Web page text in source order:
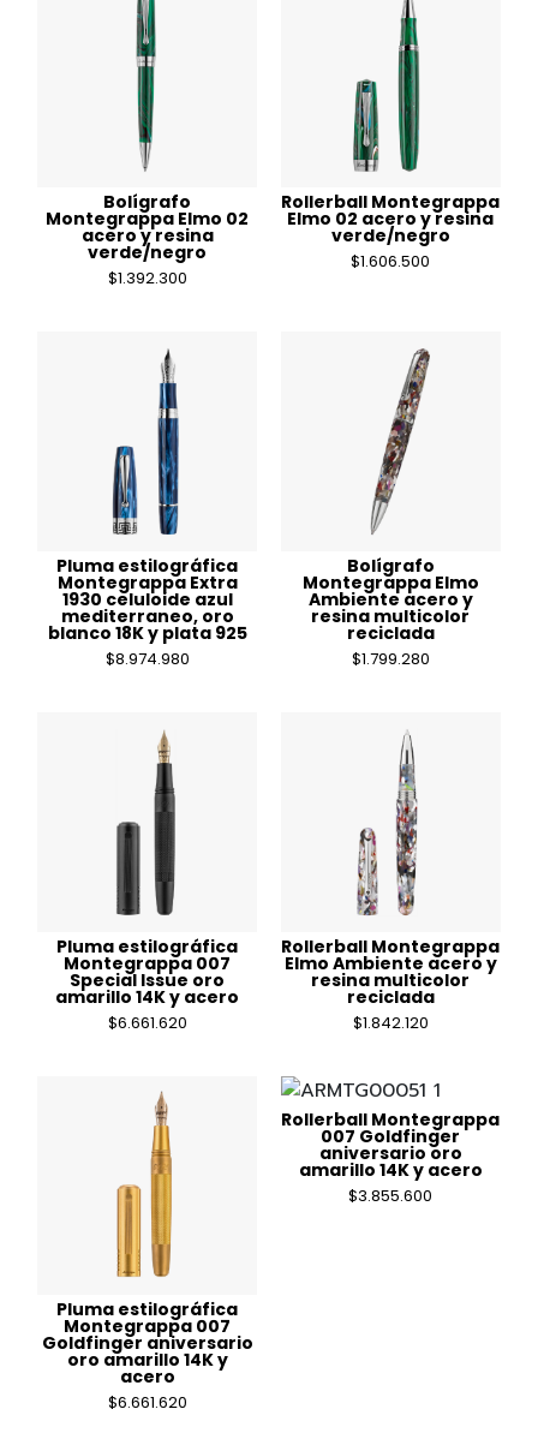
Bolígrafo
Montegrappa Elmo 02
acero y resina
verde/negro
$1.392.300
Rollerball Montegrappa
Elmo 02 acero y resina
verde/negro
$1.606.500
Pluma estilográfica
Montegrappa Extra
1930 celuloide azul
mediterraneo, oro
blanco 18K y plata 925
$8.974.980
Bolígrafo
Montegrappa Elmo
Ambiente acero y
resina multicolor
reciclada
$1.799.280
Pluma estilográfica
Montegrappa 007
Special Issue oro
amarillo 14K y acero
$6.661.620
Rollerball Montegrappa
Elmo Ambiente acero y
resina multicolor
reciclada
$1.842.120
Pluma estilográfica
Montegrappa 007
Goldfinger aniversario
oro amarillo 14K y
acero
$6.661.620
Rollerball Montegrappa
007 Goldfinger
aniversario oro
amarillo 14K y acero
$3.855.600